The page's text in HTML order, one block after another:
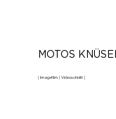
MOTOS KNÜSEL
| Imagefilm | Videoschnitt |